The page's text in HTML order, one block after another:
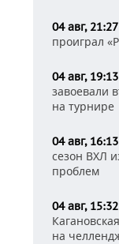
04 авг, 21:27
проиграл
04 авг, 19:13
завоевали
на турнире
04 авг, 16:13
сезон ВХЛ
проблем
04 авг, 15:32
на